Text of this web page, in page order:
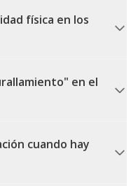
física en los
en el
cuando hay